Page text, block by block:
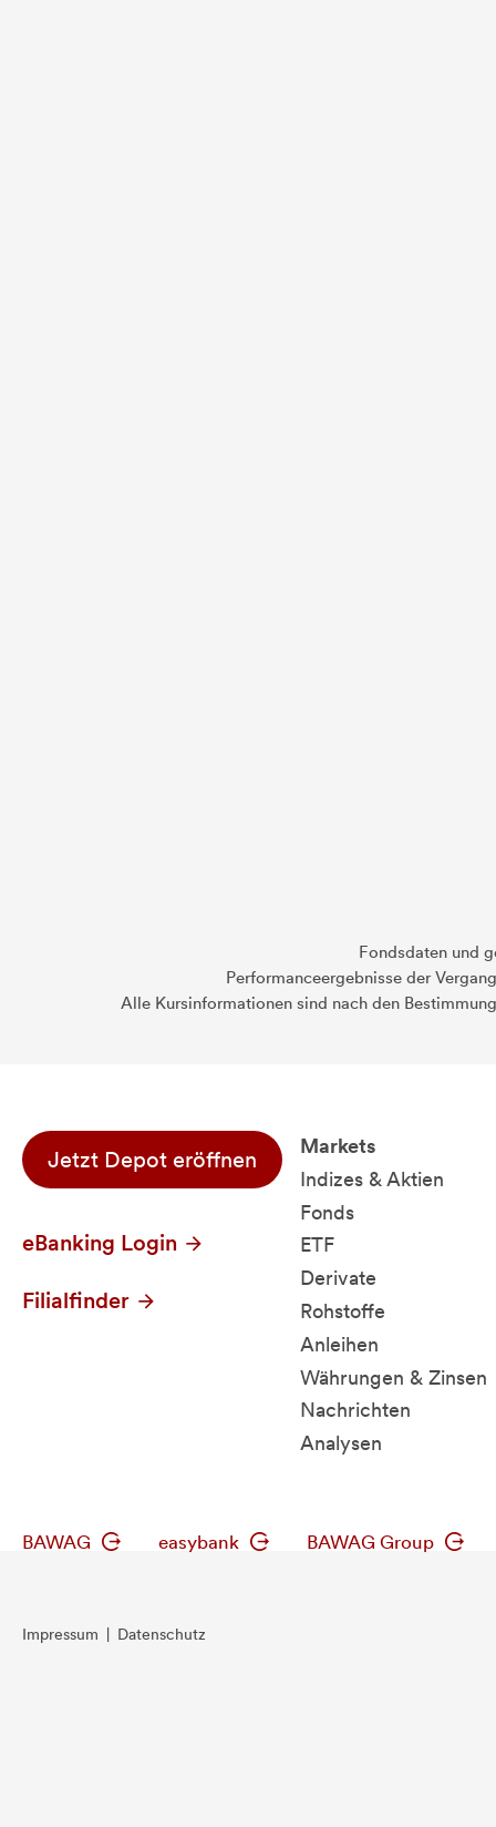
Fondsdaten und
Performanceergebnisse der
Alle Kursinformationen sind nach den
Jetzt Depot eröffnen
eBanking Login
Filialfinder
Markets
Indizes & Aktien
Fonds
ETF
Derivate
Rohstoffe
Anleihen
Währungen & Zinsen
Nachrichten
Analysen
BAWAG easybank BAWAG Group
Impressum Datenschutz